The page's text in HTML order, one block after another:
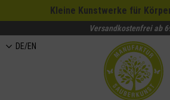
Kleine Kunstwerke für
Versandkostenfrei ab
DE/EN